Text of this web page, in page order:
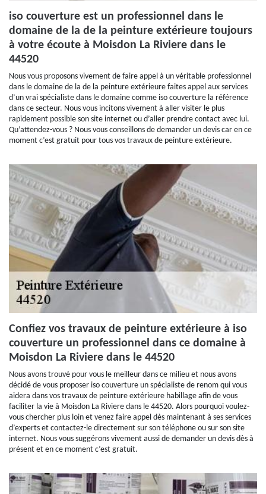
iso couverture est un professionnel dans le
domaine de la de la peinture extérieure toujours
à votre écoute à Moisdon La Riviere dans le
44520
Nous vous proposons vivement de faire appel à un véritable professionnel
dans le domaine de la de la peinture extérieure faites appel aux services
d’un vrai spécialiste dans le domaine comme iso couverture la référence
dans ce secteur. Nous vous incitons vivement à aller visiter le plus
rapidement possible son site internet ou d’aller prendre contact avec lui.
Qu’attendez-vous ? Nous vous conseillons de demander un devis car en ce
moment c’est gratuit pour tous vos travaux de peinture extérieure.
Confiez vos travaux de peinture extérieure à iso
couverture un professionnel dans ce domaine à
Moisdon La Riviere dans le 44520
Nous avons trouvé pour vous le meilleur dans ce milieu et nous avons
décidé de vous proposer iso couverture un spécialiste de renom qui vous
aidera dans vos travaux de peinture extérieure habillage afin de vous
faciliter la vie à Moisdon La Riviere dans le 44520. Alors pourquoi voulez-
vous chercher plus loin et venez faire appel dès maintenant à ses services
d’experts et contactez-le directement sur son téléphone ou sur son site
internet. Nous vous suggérons vivement aussi de demander un devis dès à
présent et en ce moment c’est gratuit.